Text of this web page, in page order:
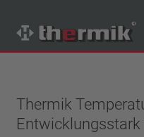
Schaltertyp
Thermik
Entwicklungsstark